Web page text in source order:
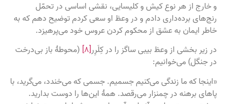
و خارج از هر نوع کیش و کلیسایی، نقشی اساسی در تحمّل
رنج‌های برده‌داری دادم و در وعظ او سعی کردم توضیح دهم که به
خاطر ایمان به عشق از محکوم کردن عروس خود می‌پرهیزد.
در زیر بخشی از وعظ بیبی ساگز را در کِلَرِر
(محوطۀ باز بی‌درخت
در جنگل) می‌خوانیم:
«اینجا که ما زندگی می‌کنیم جسمیم. جسمی که می‌خندد، می‌گرید، با
پاهای برهنه در چمنزار می‌رقصد. همۀ این‌ها را دوست بدارید.